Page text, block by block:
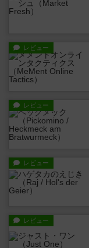
レビュー
レビュー
レビュー
レビュー